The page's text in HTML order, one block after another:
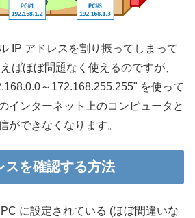
IP アドレスを割り振ってしまって
ばほぼ問題なく使えるのですが、
～172.168.255.255" を使って
インターネット上のコンピュータと
ができなくなります。
スを確認する方法
に設定されている (ほぼ間違いな